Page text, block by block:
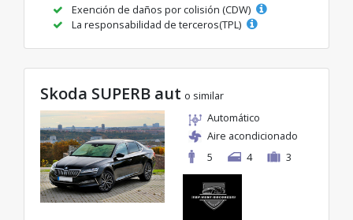
Exención de daños por colisión (CDW)
La responsabilidad de terceros(TPL)
Skoda SUPERB aut o similar
Automático
Aire acondicionado
5
4 3